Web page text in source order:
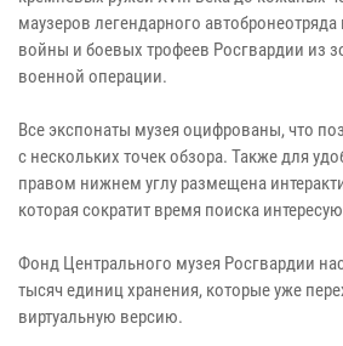
маузеров легендарного
войны и боевых трофеев Росгвардии из
военной операции.
Все экспонаты музея оцифрованы, что
с нескольких точек обзора. Также для
правом нижнем углу размещена
которая сократит время поиска
Фонд Центрального музея Росгвардии
тысяч единиц хранения, которые уже
виртуальную версию.